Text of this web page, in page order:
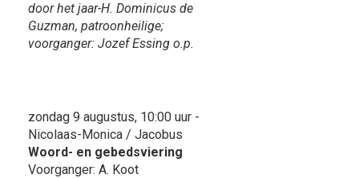
door het jaar-H. Dominicus de
Guzman, patroonheilige;
voorganger: Jozef Essing o.p.
zondag 9 augustus, 10:00 uur -
Nicolaas-Monica / Jacobus
Woord- en gebedsviering
Voorganger: A. Koot